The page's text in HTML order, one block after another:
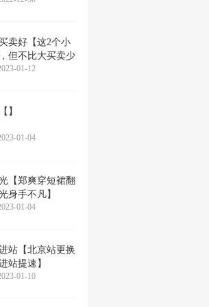
卖好【这2个小
但不比大买卖少
01-12
】
01-04
【郑爽穿短裙翻
身手不凡】
01-04
站【北京站更换
站提速】
01-10